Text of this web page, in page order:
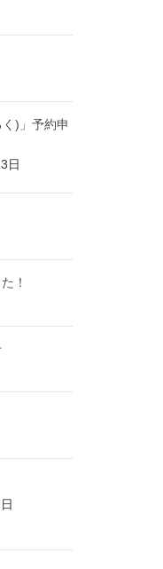
く)」予約申
日
！